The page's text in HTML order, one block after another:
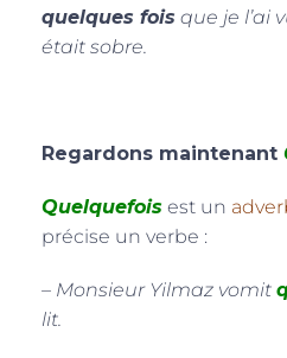
quelques fois que je l’ai
était sobre.
Regardons maintenant
Quelquefois est un
précise un verbe :
– Monsieur Yilmaz vomit
lit.